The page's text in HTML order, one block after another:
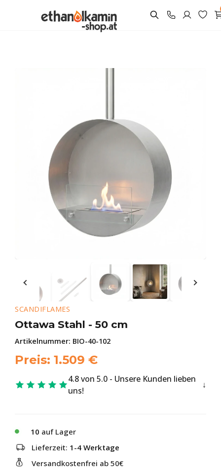
SCANDIFLAMES
Ottawa Stahl - 50 cm
Artikelnummer: BIO-40-102
Preis: 1.509 €
4.8 von 5.0 - Unsere Kunden lieben
uns!
10 auf Lager
Lieferzeit: 1-4 Werktage
Versandkostenfrei ab 50€